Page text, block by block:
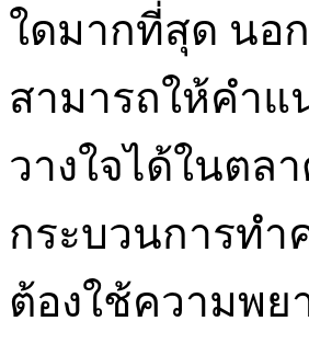
ใดมากที่สุด นอ
สามารถให้คำ
วางใจได้ในตล
กระบวนการทำ
ต้องใช้ความพย